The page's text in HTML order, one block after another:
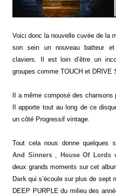
Voici donc la nouvelle cuvée de la
son sein un nouveau batteur
claviers. Il est loin d’être un
groupes comme TOUCH et DRIVE
Il a même composé des chansons
Il apporte tout au long de ce
un côté Progressif vintage.
Tout cela nous donne quelques
And Sinners, House Of Lords
deux grands moments sur cet
Dark qui s’écoule sur plus de sept
DEEP PURPLE du milieu des